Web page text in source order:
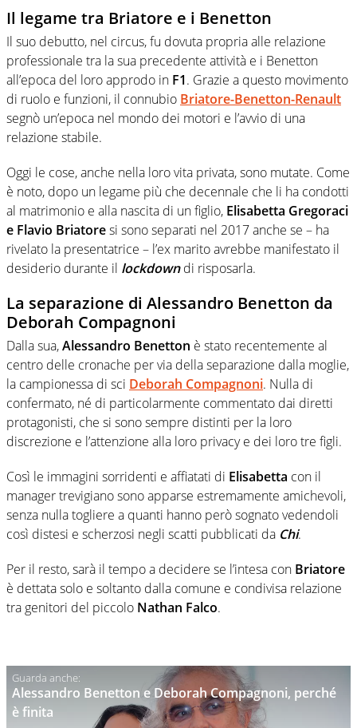
Il legame tra Briatore e i Benetton
Il suo debutto, nel circus, fu dovuta propria alle relazione
professionale tra la sua precedente attività e i Benetton
all’epoca del loro approdo in F1. Grazie a questo movimento
di ruolo e funzioni, il connubio Briatore-Benetton-Renault
segnò un’epoca nel mondo dei motori e l’avvio di una
relazione stabile.
Oggi le cose, anche nella loro vita privata, sono mutate. Come
è noto, dopo un legame più che decennale che li ha condotti
al matrimonio e alla nascita di un figlio, Elisabetta Gregoraci
e Flavio Briatoresi sono separati nel 2017 anche se – ha
rivelato la presentatrice – l’ex marito avrebbe manifestato il
desiderio durante il lockdown di risposarla.
La separazione di Alessandro Benetton da
Deborah Compagnoni
Dalla sua,Alessandro Benetton è stato recentemente al
centro delle cronache per via della separazione dalla moglie,
la campionessa di sci Deborah Compagnoni. Nulla di
confermato, né di particolarmente commentato dai diretti
protagonisti, che si sono sempre distinti per la loro
discrezione e l’attenzione alla loro privacy e dei loro tre figli.
Così le immagini sorridenti e affiatati di Elisabetta con il
manager trevigiano sono apparse estremamente amichevoli,
senza nulla togliere a quanti hanno però sognato vedendoli
così distesi e scherzosi negli scatti pubblicati da Chi.
Per il resto, sarà il tempo a decidere se l’intesa con Briatore
è dettata solo e soltanto dalla comune e condivisa relazione
tra genitori del piccolo Nathan Falco.
Alessandro Benetton e Deborah Compagnoni, perché
è finita